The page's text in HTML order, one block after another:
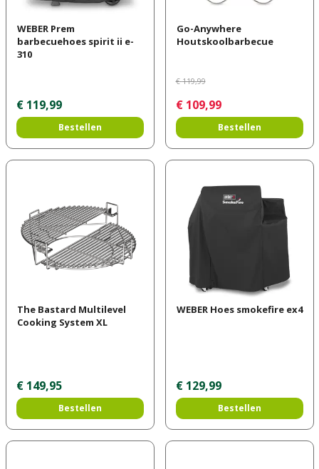
WEBER Prem
barbecuehoes spirit ii e-
310
€ 119,99
Bestellen
Go-Anywhere
Houtskoolbarbecue
€ 119,99
€ 109,99
Bestellen
The Bastard Multilevel
Cooking System XL
€ 149,95
Bestellen
WEBER Hoes smokefire ex4
€ 129,99
Bestellen